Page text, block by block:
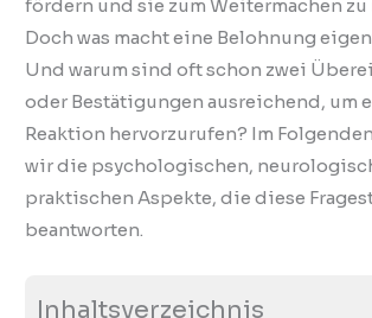
fördern und sie zum Weitermachen
Doch was macht eine Belohnung
Und warum sind oft schon zwei
oder Bestätigungen ausreichend, um
Reaktion hervorzurufen? Im
wir die psychologischen,
praktischen Aspekte, die diese
beantworten.
Inhaltsverzeichnis